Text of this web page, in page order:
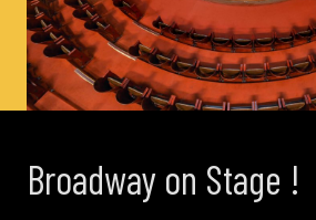
de Cortot
Concerts de midi
Scolaires / Pass
Broadway on Stage !